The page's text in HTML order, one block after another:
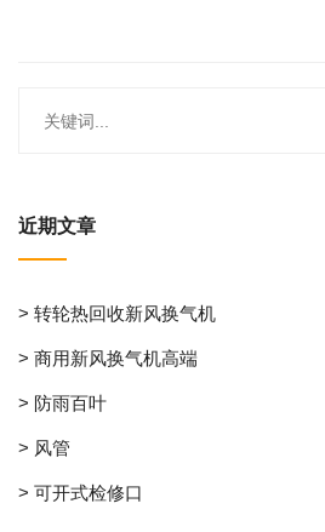
近期文章
> 转轮热回收新风换气机
> 商用新风换气机高端
> 防雨百叶
> 风管
> 可开式检修口